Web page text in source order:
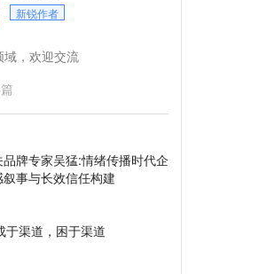
新锐作者
域，欢迎交流
篇
牌专家吴猛:情绪传播时代企
事与长效信任构建
于渠道，困于渠道